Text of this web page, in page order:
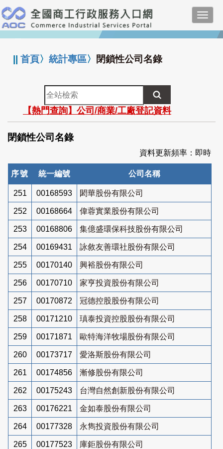
跳
到
主
要
:::
||首頁〉統計專區〉 閉鎖性公司名錄
全
站
檢
索
【熱門查詢】公司/商業/工廠登記資料
閉鎖性公司名錄
資料更新頻率：即時
序號 統一編號 公司名稱
251 00168593 閎華股份有限公司
252 00168664 偉蓉實業股份有限公司
253 00168806 集億盛環保科技股份有限公司
254 00169431 詠敘友善環社股份有限公司
255 00170140 興裕股份有限公司
256 00170710 家亨投資股份有限公司
257 00170872 冠德控股股份有限公司
258 00171210 瑱泰投資控股股份有限公司
259 00171871 歐特海洋牧場股份有限公司
260 00173717 愛洛斯股份有限公司
261 00174856 漸修股份有限公司
262 00175243 台灣自然創新股份有限公司
263 00176221 金如泰股份有限公司
264 00177328 永雋投資股份有限公司
265 00177523 庫鉅股份有限公司